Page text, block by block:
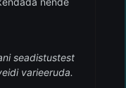
seadistustest
varieeruda.